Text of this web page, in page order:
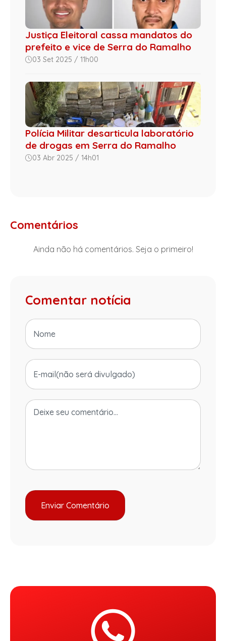
Justiça Eleitoral cassa mandatos do
prefeito e vice de Serra do Ramalho
03 Set 2025 / 11h00
Polícia Militar desarticula laboratório
de drogas em Serra do Ramalho
03 Abr 2025 / 14h01
Comentários
Ainda não há comentários. Seja o primeiro!
Comentar notícia